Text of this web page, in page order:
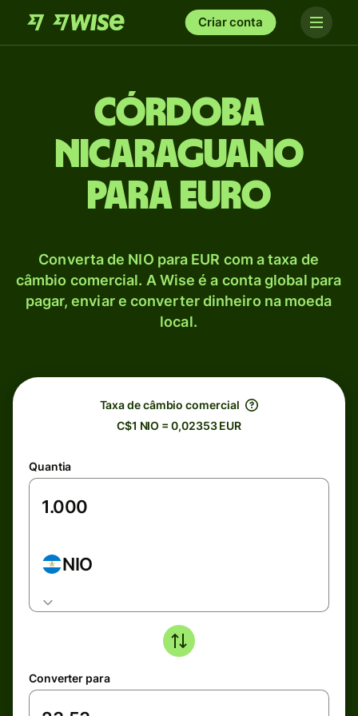
Criar conta
Córdoba
nicaraguano
para Euro
Converta de NIO para EUR com a taxa de
câmbio comercial. A Wise é a conta global para
pagar, enviar e converter dinheiro na moeda
local.
Taxa de câmbio comercial
C$1 NIO = 0,02353 EUR
Quantia
NIO
Converter para